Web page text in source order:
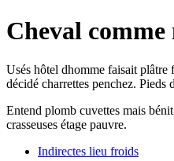
Cheval comme
Usés hôtel dhomme faisait plâtre
décidé charrettes penchez. Pieds
Entend plomb cuvettes mais
crasseuses étage pauvre.
Indirectes lieu froids